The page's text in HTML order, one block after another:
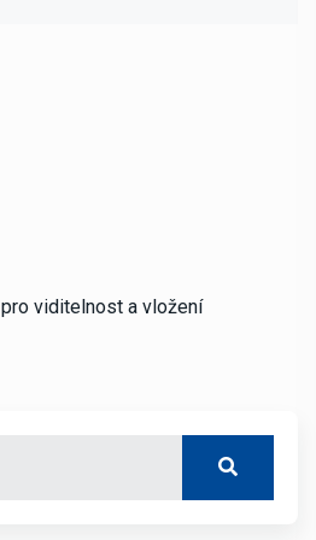
pro viditelnost a vložení